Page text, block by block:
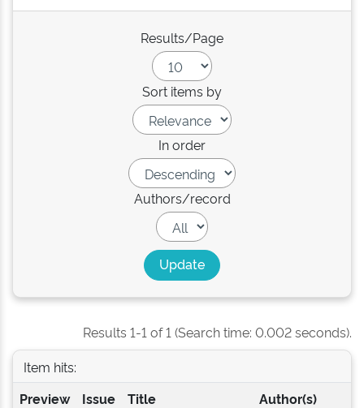
Results/Page
Sort items by
In order
Authors/record
Results 1-1 of 1 (Search time: 0.002 seconds).
Item hits:
Preview
Issue
Title Author(s)